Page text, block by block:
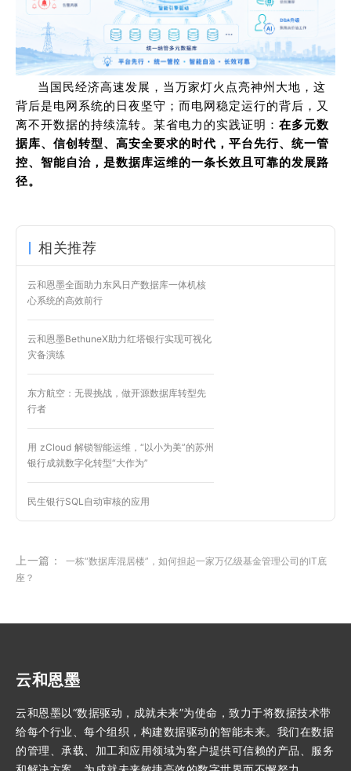
当国民经济高速发展，当万家灯火点亮神州大地，这
背后是电网系统的日夜坚守；而电网稳定运行的背后，又
离不开数据的持续流转。某省电力的实践证明： 在多元数
据库、信创转型、高安全要求的时代，平台先行、统一管
控、智能自治，是数据库运维的一条长效且可靠的发展路
径。
相关推荐
云和恩墨全面助力东风日产数据库一体机核
心系统的高效前行
云和恩墨BethuneX助力红塔银行实现可视化
灾备演练
东方航空：无畏挑战，做开源数据库转型先
行者
用 zCloud 解锁智能运维，“以小为美”的苏州
银行成就数字化转型“大作为”
民生银行SQL自动审核的应用
上一篇： 一栋“数据库混居楼”，如何担起一家万亿级基金管理公司的IT底
座？
云和恩墨
云和恩墨以“数据驱动，成就未来”为使命，致力于将数据技术带
给每个行业、每个组织，构建数据驱动的智能未来。我们在数据
的管理、承载、加工和应用领域为客户提供可信赖的产品、服务